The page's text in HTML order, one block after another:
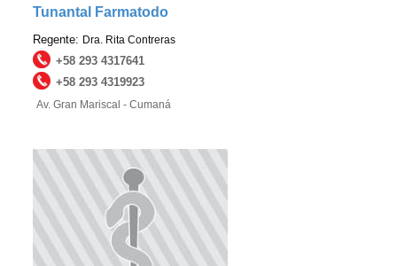
Tunantal Farmatodo
Regente: Dra. Rita Contreras
+58 293 4317641
+58 293 4319923
Av. Gran Mariscal - Cumaná